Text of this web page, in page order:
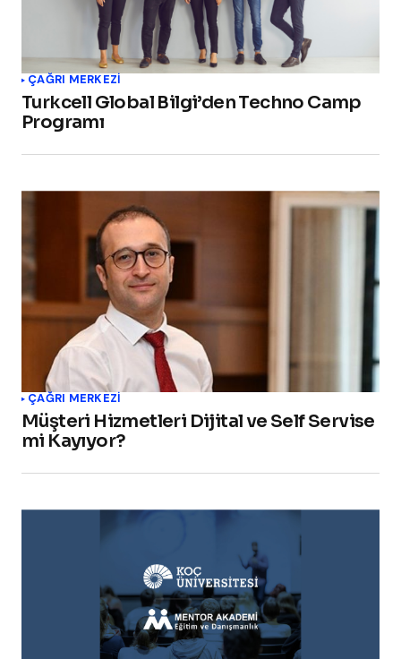
ÇAĞRI MERKEZI
Turkcell Global Bilgi’den Techno Camp
Programı
ÇAĞRI MERKEZI
Müşteri Hizmetleri Dijital ve Self Servise
mi Kayıyor?